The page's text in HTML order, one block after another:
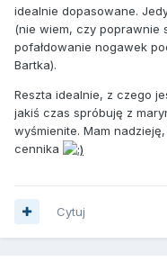
idealnie dopasowane.
(nie wiem, czy poprawnie
pofałdowanie nogawek
Bartka).
Reszta idealnie, z czego
jakiś czas spróbuję z
wyśmienite. Mam
cennika
Cytuj